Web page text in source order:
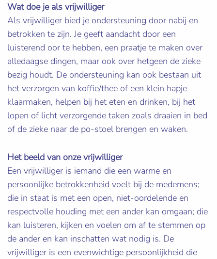
Wat doe je als vrijwilliger
Als vrijwilliger bied je ondersteuning door nabij en
betrokken te zijn. Je geeft aandacht door een
luisterend oor te hebben, een praatje te maken over
alledaagse dingen, maar ook over hetgeen de zieke
bezig houdt. De ondersteuning kan ook bestaan uit
het verzorgen van koffie/thee of een klein hapje
klaarmaken, helpen bij het eten en drinken, bij het
lopen of licht verzorgende taken zoals draaien in bed
of de zieke naar de po-stoel brengen en waken.
Het beeld van onze vrijwilliger
Een vrijwilliger is iemand die een warme en
persoonlijke betrokkenheid voelt bij de medemens;
die in staat is met een open, niet-oordelende en
respectvolle houding met een ander kan omgaan; die
kan luisteren, kijken en voelen om af te stemmen op
de ander en kan inschatten wat nodig is. De
vrijwilliger is een evenwichtige persoonlijkheid die